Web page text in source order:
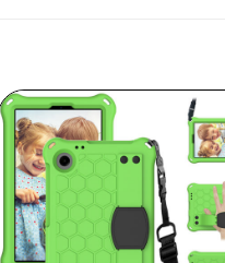
Magki Cover
(11″)